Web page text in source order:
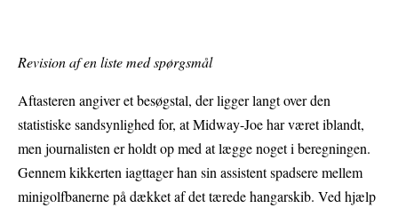
Revision af en liste med spørgsmål
Aftasteren angiver et besøgstal, der ligger langt over den
statistiske sandsynlighed for, at Midway-Joe har været iblandt,
men journalisten er holdt op med at lægge noget i beregningen.
Gennem kikkerten iagttager han sin assistent spadsere mellem
minigolfbanerne på dækket af det tærede hangarskib. Ved hjælp